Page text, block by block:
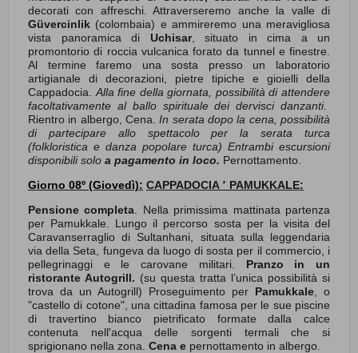
decorati con affreschi. Attraverseremo anche la valle di
Güvercinlik (colombaia) e ammireremo una meravigliosa
vista panoramica di Uchisar, situato in cima a un
promontorio di roccia vulcanica forato da tunnel e finestre.
Al termine faremo una sosta presso un laboratorio
artigianale di decorazioni, pietre tipiche e gioielli della
Cappadocia. Alla fine della giornata, possibilità di attendere
facoltativamente al ballo spirituale dei dervisci danzanti.
Rientro in albergo, Cena.In serata dopo la cena, possibilità
di partecipare allo spettacolo per la serata turca
(folkloristica e danza popolare turca) Entrambi escursioni
disponibili solo a pagamento in loco. Pernottamento.
Giorno 08º (Giovedì): CAPPADOCIA ’ PAMUKKALE:
Pensione completa . Nella primissima mattinata partenza
per Pamukkale. Lungo il percorso sosta per la visita del
Caravanserraglio di Sultanhani, situata sulla leggendaria
via della Seta, fungeva da luogo di sosta per il commercio, i
pellegrinaggi e le carovane militari. Pranzo in un
ristorante Autogrill. (su questa tratta l’unica possibilità si
trova da un Autogrill) Proseguimento per Pamukkale , o
"castello di cotone", una cittadina famosa per le sue piscine
di travertino bianco pietrificato formate dalla calce
contenuta nell'acqua delle sorgenti termali che si
sprigionano nella zona. Cena e pernottamento in albergo.